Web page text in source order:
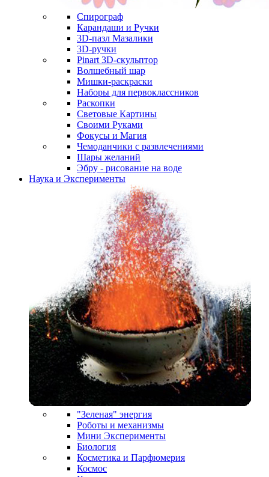
Спирограф
Карандаши и Ручки
3D-пазл Мазалики
3D-ручки
Pinart 3D-скульптор
Волшебный шар
Мишки-раскраски
Наборы для первоклассников
Раскопки
Световые Картины
Своими Руками
Фокусы и Магия
Чемоданчики с развлечениями
Шары желаний
Эбру - рисование на воде
Наука и Эксперименты
"Зеленая" энергия
Роботы и механизмы
Мини Эксперименты
Биология
Косметика и Парфюмерия
Космос